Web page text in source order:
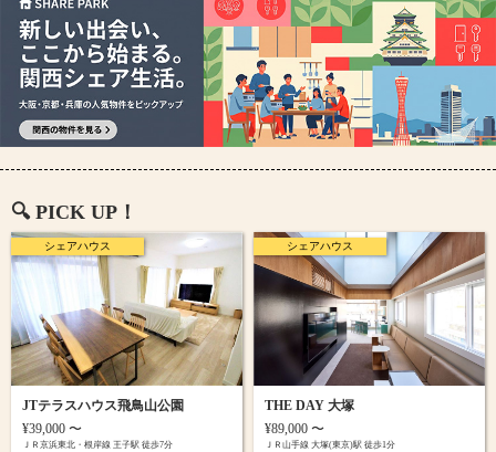
🔍️ PICK UP！
シェアハウス
JTテラスハウス飛鳥山公園
¥39,000 〜
ＪＲ京浜東北・根岸線 王子駅 徒歩7分
シェアハウス
THE DAY 大塚
¥89,000 〜
ＪＲ山手線 大塚(東京)駅 徒歩1分